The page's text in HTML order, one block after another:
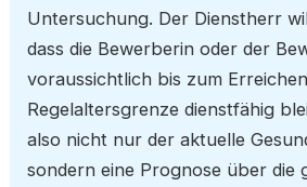
Untersuchung. Der Dienstherr
dass die Bewerberin oder der
voraussichtlich bis zum
Regelaltersgrenze dienstfähig
also nicht nur der aktuelle
sondern eine Prognose über die